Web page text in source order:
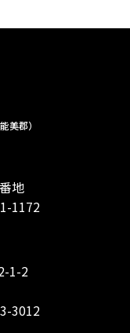
美郡）
地
1172
1-2
3012